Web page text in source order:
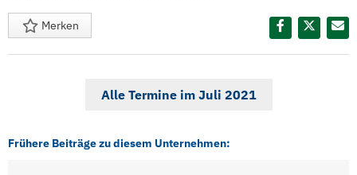
Merken
Alle Termine im Juli 2021
Frühere Beiträge zu diesem Unternehmen: